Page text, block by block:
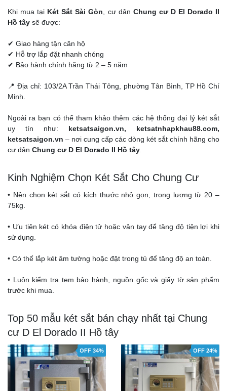
Khi mua tại Két Sắt Sài Gòn , cư dân Chung cư D El Dorado II
Hồ tây sẽ được:
✔ Giao hàng tận căn hộ
✔ Hỗ trợ lắp đặt nhanh chóng
✔ Bảo hành chính hãng từ 2 – 5 năm
📍 Địa chỉ: 103/2A Trần Thái Tông, phường Tân Bình, TP Hồ Chí
Minh.
Ngoài ra bạn có thể tham khảo thêm các hệ thống đại lý két sắt
uy tín như: ketsatsaigon.vn, ketsatnhapkhau88.com,
ketsatsaigon.vn – nơi cung cấp các dòng két sắt chính hãng cho
cư dân Chung cư D El Dorado II Hồ tây
Kinh Nghiệm Chọn Két Sắt Cho Chung Cư
• Nên chọn két sắt có kích thước nhỏ gọn, trọng lượng từ 20 –
75kg.
• Ưu tiên két có khóa điện tử hoặc vân tay để tăng độ tiện lợi khi
sử dụng.
• Có thể lắp két âm tường hoặc đặt trong tủ để tăng độ an toàn.
• Luôn kiểm tra tem bảo hành, nguồn gốc và giấy tờ sản phẩm
trước khi mua.
Top 50 mẫu két sắt bán chạy nhất tại Chung
cư D El Dorado II Hồ tây
OFF 34% OFF 24%